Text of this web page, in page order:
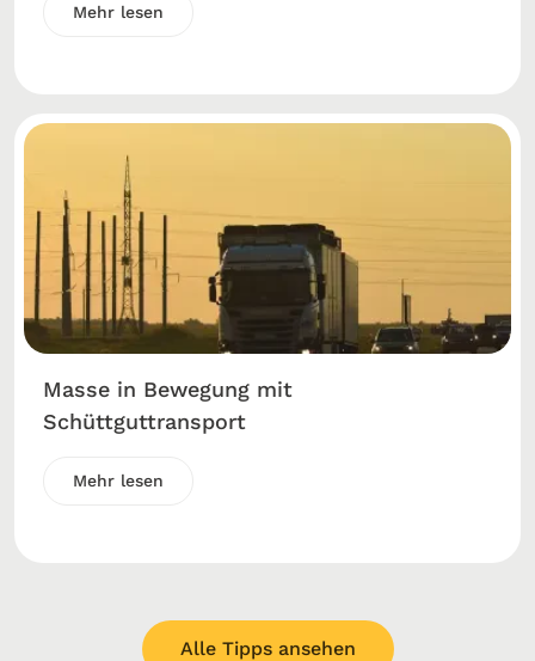
Mehr lesen
Masse in Bewegung mit
Schüttguttransport
Mehr lesen
Alle Tipps ansehen